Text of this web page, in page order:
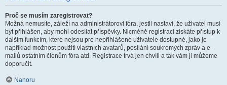
Proč se musím zaregistrovat?
Možná nemusíte, záleží na administrátorovi fóra, jestli nastaví, že uživatel musí
být přihlášen, aby mohl odesílat příspěvky. Nicméně registrací získáte přístup k
dalším funkcím, které nejsou pro nepřihlášené uživatele dostupné, jako je
například možnost použití vlastních avatarů, posílání soukromých zpráv a e-
mailů ostatním členům fóra atd. Registrace trvá jen chvíli a tak vám ji můžeme
doporučit.
Nahoru